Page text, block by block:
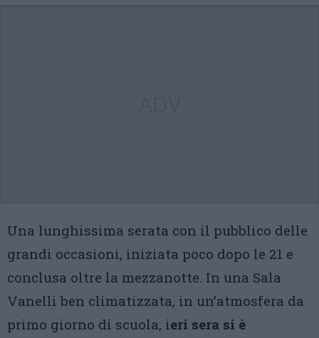
Una lunghissima serata con il pubblico delle
grandi occasioni, iniziata poco dopo le 21 e
conclusa oltre la mezzanotte. In una Sala
Vanelli ben climatizzata, in un’atmosfera da
primo giorno di scuola, ieri sera si è